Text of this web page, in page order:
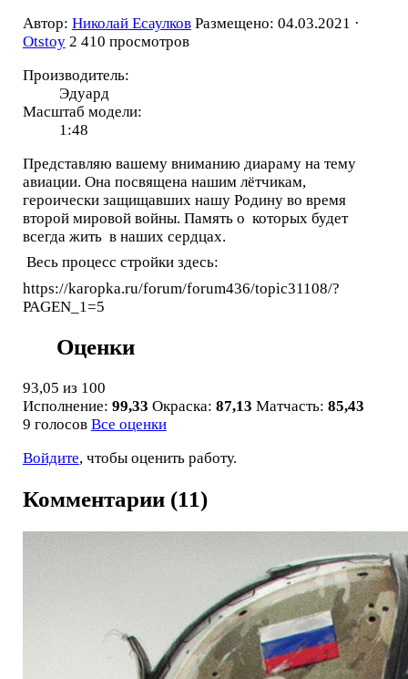
Автор: Николай Есаулков Размещено: 04.03.2021 ·
Otstoy 2 410 просмотров
Производитель:
Эдуард
Масштаб модели:
1:48
Представляю вашему вниманию диараму на тему
авиации. Она посвящена нашим лётчикам,
героически защищавших нашу Родину во время
второй мировой войны. Память о которых будет
всегда жить в наших сердцах.
Весь процесс стройки здесь:
https://karopka.ru/forum/forum436/topic31108/?
PAGEN_1=5
Оценки
93,05 из 100
Исполнение: 99,33 Окраска: 87,13 Матчасть: 85,43
9 голосов Все оценки
Войдите, чтобы оценить работу.
Комментарии (11)